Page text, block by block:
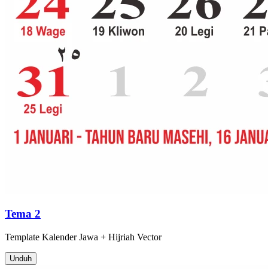
Tema 2
Template Kalender Jawa + Hijriah Vector
Unduh